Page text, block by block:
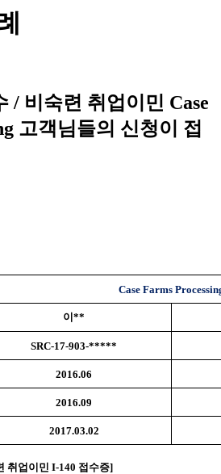
/ 비숙련 취업이민 Case
고객님들의 신청이 접
Case Farms
이**
SRC-17-903-*****
2016.06
2016.09
2017.03.02
취업이민 I-140 접수증]